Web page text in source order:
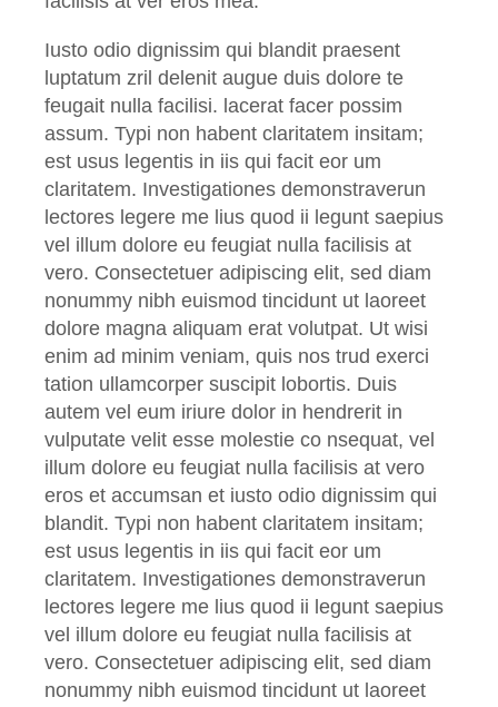
Iusto odio dignissim qui blandit praesent
luptatum zril delenit augue duis dolore te
feugait nulla facilisi. lacerat facer possim
assum. Typi non habent claritatem insitam;
est usus legentis in iis qui facit eor um
claritatem. Investigationes demonstraverun
lectores legere me lius quod ii legunt saepius
vel illum dolore eu feugiat nulla facilisis at
vero. Consectetuer adipiscing elit, sed diam
nonummy nibh euismod tincidunt ut laoreet
dolore magna aliquam erat volutpat. Ut wisi
enim ad minim veniam, quis nos trud exerci
tation ullamcorper suscipit lobortis. Duis
autem vel eum iriure dolor in hendrerit in
vulputate velit esse molestie co nsequat, vel
illum dolore eu feugiat nulla facilisis at vero
eros et accumsan et iusto odio dignissim qui
blandit. Typi non habent claritatem insitam;
est usus legentis in iis qui facit eor um
claritatem. Investigationes demonstraverun
lectores legere me lius quod ii legunt saepius
vel illum dolore eu feugiat nulla facilisis at
vero. Consectetuer adipiscing elit, sed diam
nonummy nibh euismod tincidunt ut laoreet